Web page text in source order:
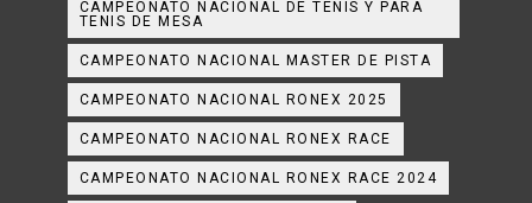
CAMPEONATO NACIONAL DE TENIS Y PARA
TENIS DE MESA
CAMPEONATO NACIONAL MASTER DE PISTA
CAMPEONATO NACIONAL RONEX 2025
CAMPEONATO NACIONAL RONEX RACE
CAMPEONATO NACIONAL RONEX RACE 2024